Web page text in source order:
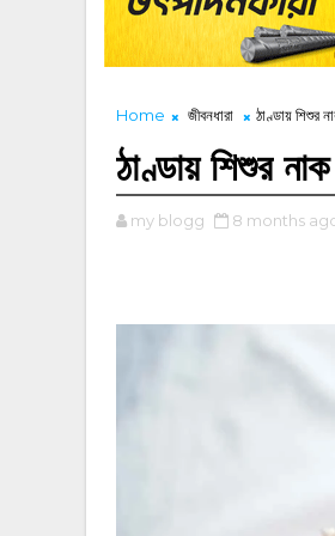
Home জীবনধারা ঠাণ্ডায় শিশুর
ঠাণ্ডায় শিশুর
my blogg 8 months